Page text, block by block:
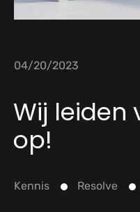
04/20/2023
Wij leiden
op!
Kennis Resolve